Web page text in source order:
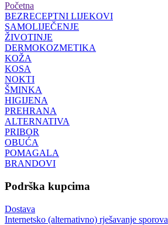
Početna
BEZRECEPTNI LIJEKOVI
SAMOLIJEČENJE
ŽIVOTINJE
DERMOKOZMETIKA
KOŽA
KOSA
NOKTI
ŠMINKA
HIGIJENA
PREHRANA
ALTERNATIVA
PRIBOR
OBUĆA
POMAGALA
BRANDOVI
Podrška kupcima
Dostava
Internetsko (alternativno) rješavanje sporova